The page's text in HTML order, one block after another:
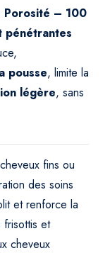
Porosité – 100
pénétrantes
pousse, limite la
légère, sans
fins ou
des soins
et renforce la
frisottis et
cheveux